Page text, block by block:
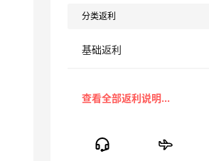
分类返利
基础返利